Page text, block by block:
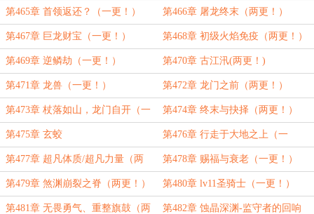
更！） 更！）
第465章 首领返还？（一更！） 第466章 屠龙终末（两更！）
第467章 巨龙财宝（一更！） 第468章 初级火焰免疫（两更！）
第469章 逆鳞劫（一更！） 第470章 古江汛(两更！)
第471章 龙兽（一更！） 第472章 龙门之前（两更！）
第473章 杖落如山，龙门自开（一
更！）
第474章 终末与抉择（两更！）
第475章 玄蛟 第476章 行走于大地之上（一
更！）
第477章 超凡体质/超凡力量（两
更！）
第478章 赐福与衰老（一更！）
第479章 煞渊崩裂之脊（两更！） 第480章 lv11圣骑士（一更！）
第481章 无畏勇气、重整旗鼓（两 第482章 蚀晶深渊-监守者的回响